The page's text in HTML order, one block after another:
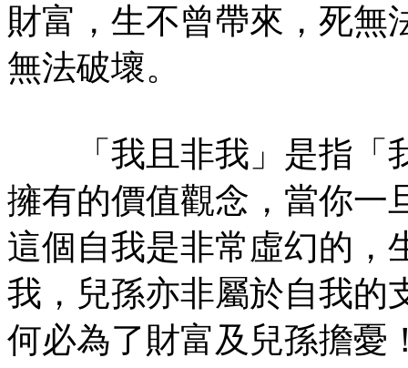
財富，生不曾帶來，死無
無法破壞。
「我且非我」是指「
擁有的價值觀念，當你一
這個自我是非常虛幻的，
我，兒孫亦非屬於自我的
何必為了財富及兒孫擔憂